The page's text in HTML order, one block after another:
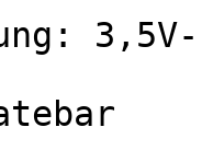
3,5V-